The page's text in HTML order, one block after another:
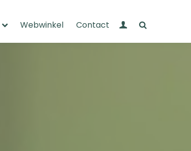
Webwinkel Contact Mijn Wandelnet